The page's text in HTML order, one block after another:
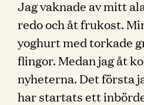
Jag vaknade av mitt
redo och åt frukost.
yoghurt med torkade
flingor. Medan jag åt
nyheterna. Det första
har startats ett